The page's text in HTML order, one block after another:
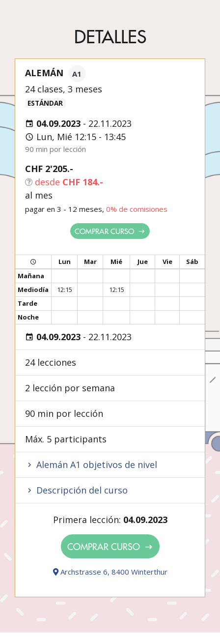
DETALLES
ALEMÁN A1
24 clases, 3 meses
ESTÁNDAR
04.09.2023 - 22.11.2023
Lun, Mié 12:15 - 13:45
90 min por lección
CHF 2'205.-
desde CHF 184.-
al mes
pagar en 3 - 12 meses, 0% de comisiones
COMPRAR CURSO
Lun Mar Mié Jue Vie
Sáb
Mañana
Mediodía
12:15
12:15
Tarde
Noche
04.09.2023 - 22.11.2023
24 lecciones
2 lección por semana
90 min por lección
Máx. 5 participants
Alemán A1 objetivos de nivel
Descripción del curso
Primera lección: 04.09.2023
COMPRAR CURSO
Archstrasse 6, 8400 Winterthur